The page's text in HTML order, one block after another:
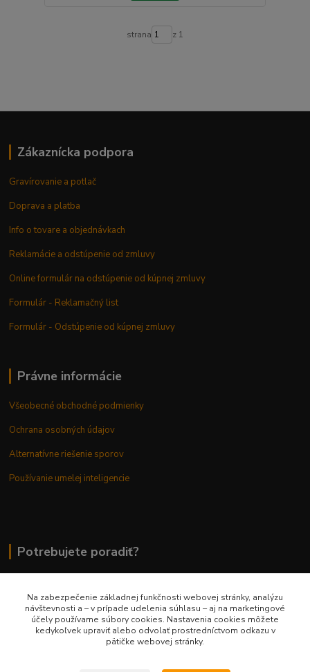
strana z 1
Zákaznícka podpora
Gravírovanie a potlač
Doprava a platba
Info o tovare a objednávkach
Reklamácie a odstúpenie od zmluvy
Online formulár na odstúpenie od kúpnej zmluvy
Formulár - Reklamačný list
Formulár - Odstúpenie od kúpnej zmluvy
Právne informácie
Všeobecné obchodné podmienky
Ochrana osobných údajov
Alternatívne riešenie sporov
Používanie umelej inteligencie
Potrebujete poradiť?
0948 236 042
info@margaretkashop.sk
Na zabezpečenie základnej funkčnosti webovej stránky, analýzu
návštevnosti a – v prípade udelenia súhlasu – aj na marketingové
účely používame súbory cookies. Nastavenia cookies môžete
kedykoľvek upraviť alebo odvolať prostredníctvom odkazu v
pätičke webovej stránky.